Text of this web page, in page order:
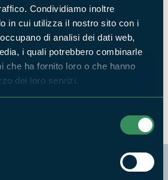
Condividiamo inoltre
in cui utilizza il nostro sito con i
di analisi dei dati web,
i quali potrebbero combinarle
che ha fornito loro o che hanno
dei loro servizi.
Rete Natura 2000: scopriamo
Speciali di Conservazione